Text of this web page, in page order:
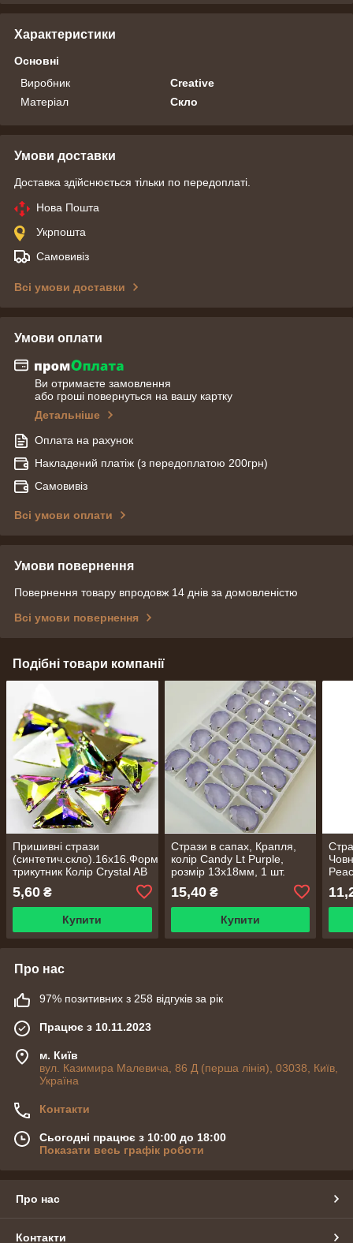
Характеристики
Основні
Виробник
Creative
Матеріал
Скло
Умови доставки
Доставка здійснюється тільки по передоплаті.
Нова Пошта
Укрпошта
Самовивіз
Всі умови доставки
Умови оплати
Ви отримаєте замовлення
або гроші повернуться на вашу картку
Детальніше
Оплата на рахунок
Накладений платіж (з передоплатою 200грн)
Самовивіз
Всі умови оплати
Умови повернення
Повернення товару впродовж 14 днів за домовленістю
Всі умови повернення
Подібні товари компанії
Пришивні стрази
(синтетич.скло).16х16.Форма
трикутник Колір Crystal AB
(хамелеон).Цена за 1 шт.
5,60 ₴
Купити
Стрази в сапах, Крапля,
колір Candy Lt Purple,
розмір 13х18мм, 1 шт.
15,40₴
Купити
Про нас
97% позитивних з 258 відгуків за рік
Працює з 10.11.2023
м. Київ
вул. Казимира Малевича, 86 Д (перша лінія), 03038, Київ,
Україна
Контакти
Сьогодні працює з 10:00 до 18:00
Показати весь графік роботи
Про нас
Контакти